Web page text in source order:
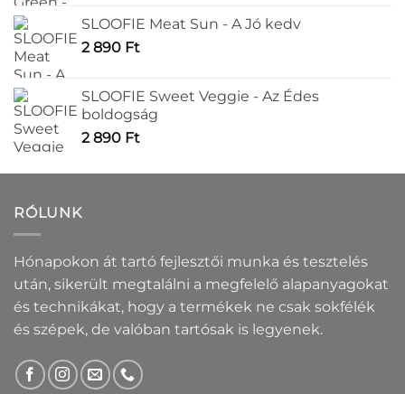
SLOOFIE Meat Sun - A Jó kedv
2 890 Ft
SLOOFIE Sweet Veggie - Az Édes
boldogság
2 890 Ft
RÓLUNK
Hónapokon át tartó fejlesztői munka és tesztelés
után, sikerült megtalálni a megfelelő alapanyagokat
és technikákat, hogy a termékek ne csak sokfélék
és szépek, de valóban tartósak is legyenek.